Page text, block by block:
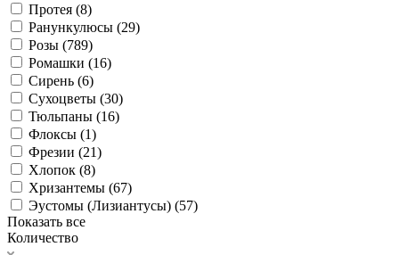
Протея (8)
Ранункулюсы (29)
Розы (789)
Ромашки (16)
Сирень (6)
Сухоцветы (30)
Тюльпаны (16)
Флоксы (1)
Фрезии (21)
Хлопок (8)
Хризантемы (67)
Эустомы (Лизиантусы) (57)
Показать все
Количество